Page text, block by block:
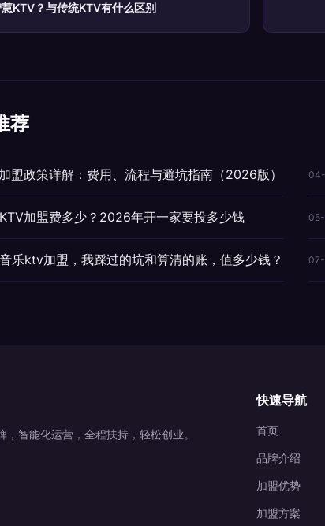
KTV？与传统KTV有什么区别
荐
盟政策详解：费用、流程与避坑指南（2026版）
加盟费多少？2026年开一家要投多少钱
乐ktv加盟，我踩过的坑和算清的账，值多少钱？
智能化运营，全程扶持，轻松创业。
快速导航
首页
品牌介绍
加盟优势
加盟方案